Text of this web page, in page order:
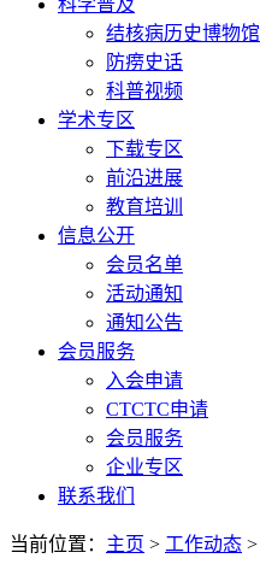
科学普及
结核病历史博物馆
防痨史话
科普视频
学术专区
下载专区
前沿进展
教育培训
信息公开
会员名单
活动通知
通知公告
会员服务
入会申请
CTCTC申请
会员服务
企业专区
联系我们
当前位置： 主页 > 工作动态 >